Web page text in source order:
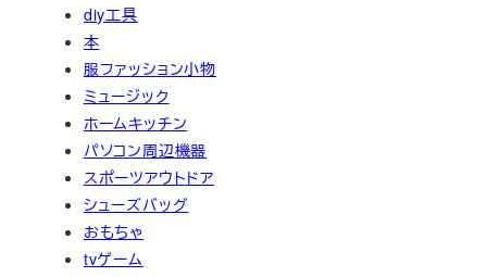
diy工具
本
服ファッション小物
ミュージック
ホームキッチン
パソコン周辺機器
スポーツアウトドア
シューズバッグ
おもちゃ
tvゲーム